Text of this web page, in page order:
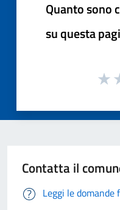
Quanto sono
su questa
Contatta il
Leggi le domande